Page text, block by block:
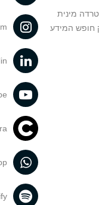
מינית
חופש המידע